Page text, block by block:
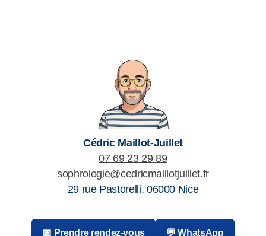
Cédric Maillot-Juillet
07 69 23 29 89
sophrologie@cedricmaillotjuillet.fr
29 rue Pastorelli, 06000 Nice
📅 Prendre rendez-vous 💬 WhatsApp